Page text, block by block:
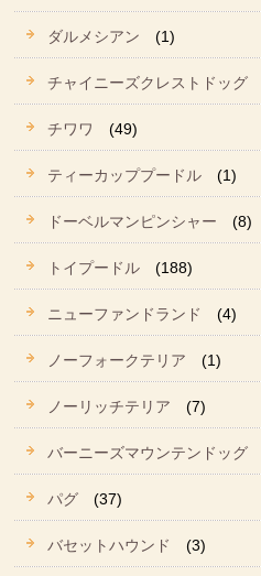
ダルメシアン (1)
チャイニーズクレストドッグ
チワワ (49)
ティーカッププードル (1)
ドーベルマンピンシャー (8)
トイプードル (188)
ニューファンドランド (4)
ノーフォークテリア (1)
ノーリッチテリア (7)
バーニーズマウンテンドッグ
パグ (37)
バセットハウンド (3)